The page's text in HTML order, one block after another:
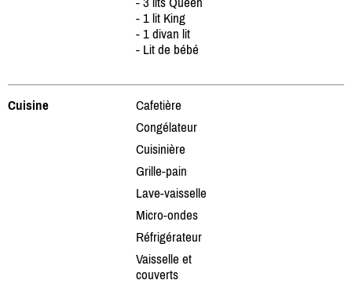
- 1 lit King
- 1 divan lit
- Lit de bébé
Cuisine
Cafetière
Congélateur
Cuisinière
Grille-pain
Lave-vaisselle
Micro-ondes
Réfrigérateur
Vaisselle et
couverts